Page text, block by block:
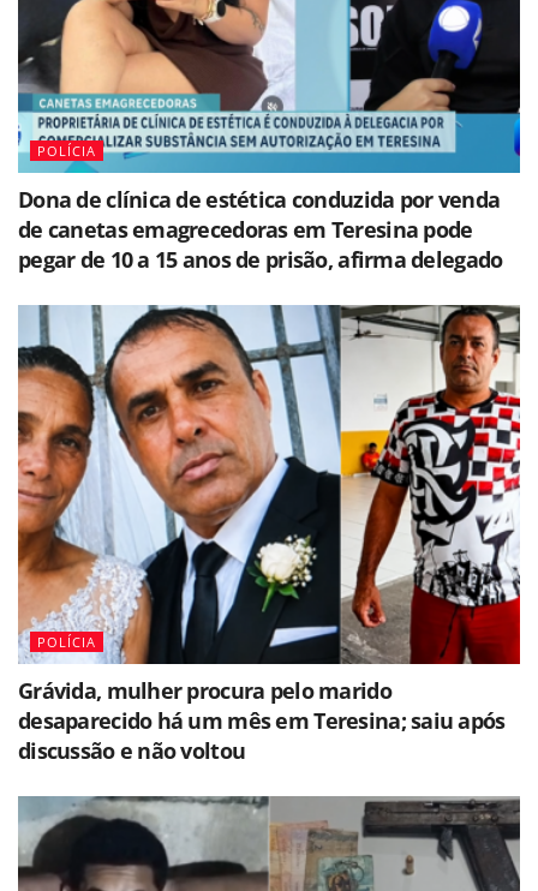
POLÍCIA
Dona de clínica de estética conduzida por venda
de canetas emagrecedoras em Teresina pode
pegar de 10 a 15 anos de prisão, afirma delegado
POLÍCIA
Grávida, mulher procura pelo marido
desaparecido há um mês em Teresina; saiu após
discussão e não voltou